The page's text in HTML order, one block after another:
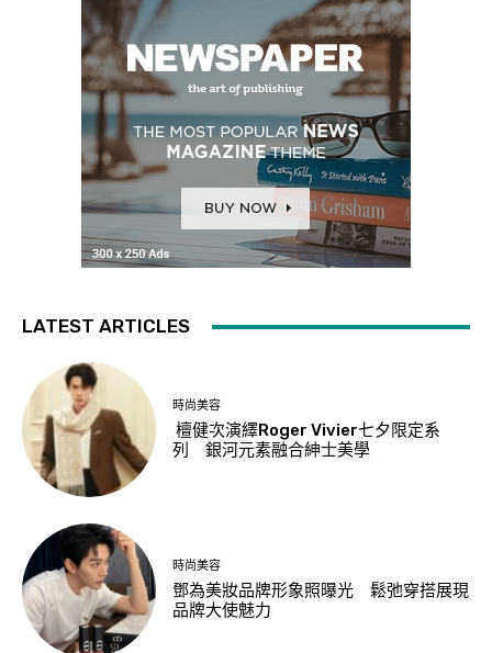
LATEST ARTICLES
時尚美容
檀健次演繹Roger Vivier七夕限定系
列 銀河元素融合紳士美學
時尚美容
鄧為美妝品牌形象照曝光 鬆弛穿搭展現
品牌大使魅力